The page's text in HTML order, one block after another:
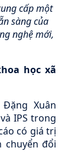
cấp một
sàng của
nghệ mới,
học xã
Xuân
IPS trong
có giá trị
đổi